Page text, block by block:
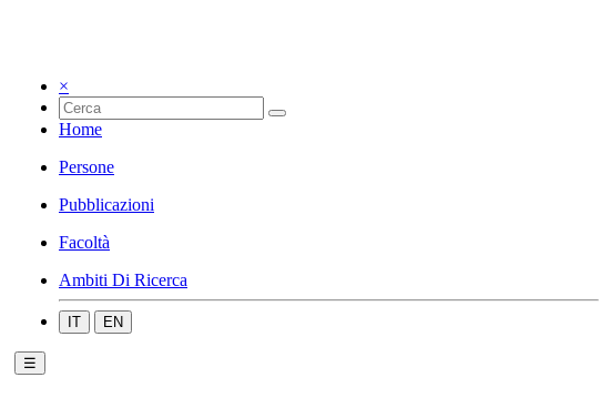
×
Home
Persone
Pubblicazioni
Facoltà
Ambiti Di Ricerca
IT EN
☰